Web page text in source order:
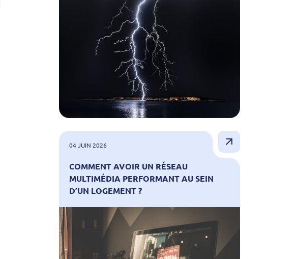
04 JUIN 2026
COMMENT AVOIR UN RÉSEAU
MULTIMÉDIA PERFORMANT AU SEIN
D’UN LOGEMENT ?